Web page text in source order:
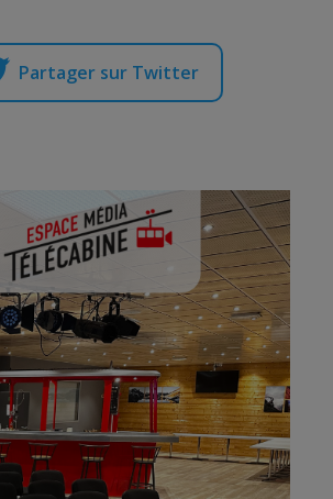
Partager sur Twitter